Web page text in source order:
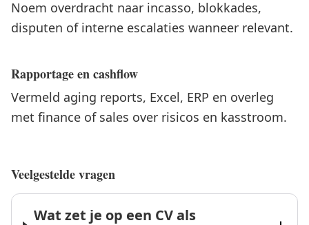
Noem overdracht naar incasso, blokkades,
disputen of interne escalaties wanneer relevant.
Rapportage en cashflow
Vermeld aging reports, Excel, ERP en overleg
met finance of sales over risicos en kasstroom.
Veelgestelde vragen
Wat zet je op een CV als